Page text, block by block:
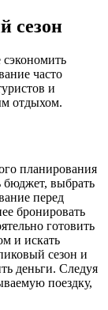
сезон
часто
и
отдыхом.
планирования
бюджет, выбрать
перед
бронировать
готовить
и искать
сезон и
деньги. Следуя
поездку,